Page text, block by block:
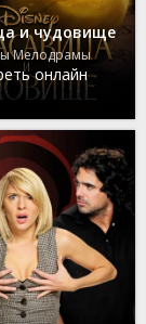
и чудовище
Мелодрамы
онлайн